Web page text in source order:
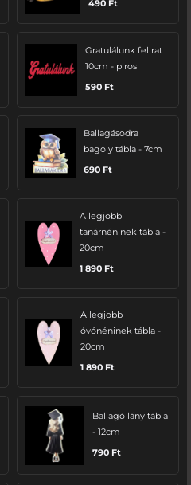
490 Ft
Gratulálunk felirat
10cm - piros
590 Ft
Ballagásodra
bagoly tábla - 7cm
690 Ft
A legjobb
tanárnéninek tábla -
20cm
1 890 Ft
A legjobb
óvónéninek tábla -
20cm
1 890 Ft
Ballagó lány tábla
- 12cm
790 Ft